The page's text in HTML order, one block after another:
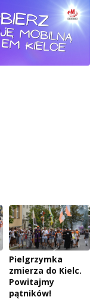
Pielgrzymka
zmierza do Kielc.
Powitajmy
pątników!